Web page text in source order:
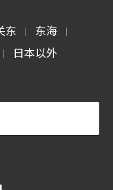
东 | 东海 |
| 日本以外